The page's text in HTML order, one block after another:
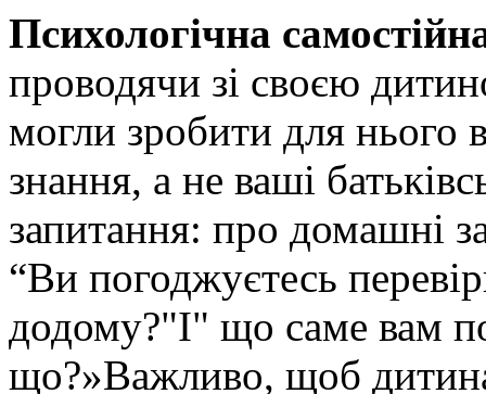
Психологічна
проводячи зі своєю
могли зробити для нього
знання, а не ваші
запитання: про домашні
“Ви погоджуєтесь
додому?"І" що саме вам
що?»Важливо, щоб дитина